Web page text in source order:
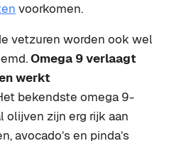
voorkomen.
vetzuren worden ook wel
Omega 9 verlaagt
werkt
bekendste omega 9-
olijven zijn erg rijk aan
avocado’s en pinda’s